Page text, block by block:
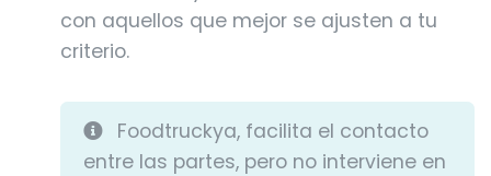
con aquellos que mejor se ajusten a tu
criterio.
Foodtruckya, facilita el contacto
entre las partes, pero no interviene en